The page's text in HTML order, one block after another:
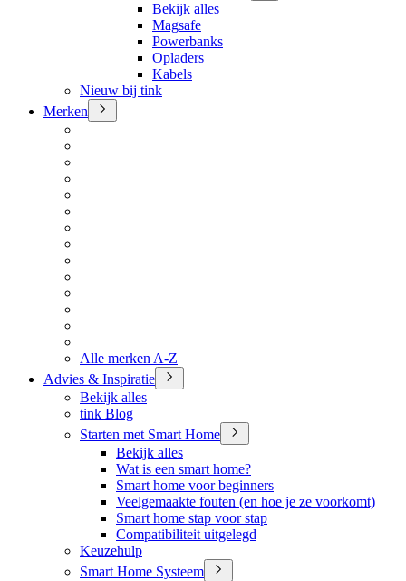
Bekijk alles
Magsafe
Powerbanks
Opladers
Kabels
Nieuw bij tink
Merken
Alle merken A-Z
Advies & Inspiratie
Bekijk alles
tink Blog
Starten met Smart Home
Bekijk alles
Wat is een smart home?
Smart home voor beginners
Veelgemaakte fouten (en hoe je ze voorkomt)
Smart home stap voor stap
Compatibiliteit uitgelegd
Keuzehulp
Smart Home Systeem